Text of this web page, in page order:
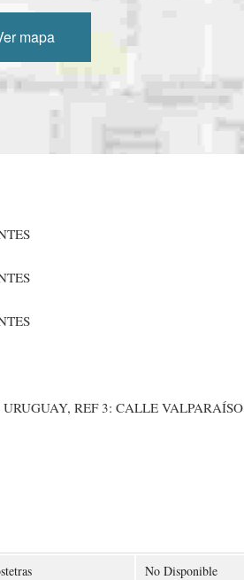
mapa
REF 3: CALLE VALPARAÍSO
No Disponible